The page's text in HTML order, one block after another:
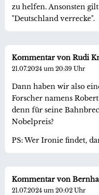
zu helfen. Ansonsten
"Deutschland verrecke".
Kommentar von Rudi
21.07.2024 um 20:39 Uhr
Dann haben wir also
Forscher namens
denn für seine
Nobelpreis?
PS: Wer Ironie findet,
Kommentar von
21.07.2024 um 20:02 Uhr